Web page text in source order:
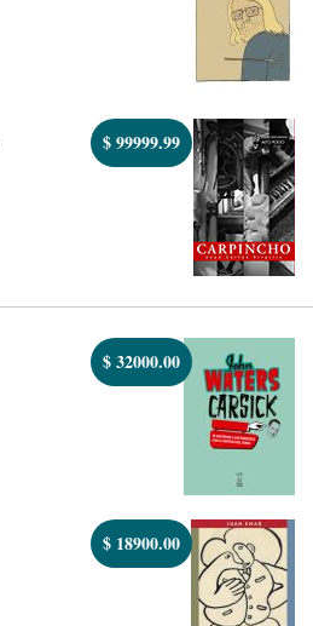
$99999.99
$32000.00
$ 18900.00